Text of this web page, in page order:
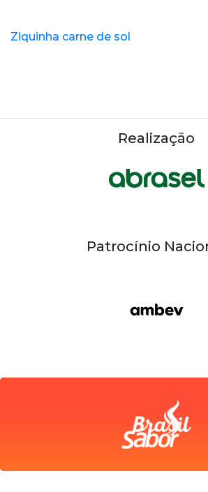
Ziquinha carne de sol
Realização
Patrocínio